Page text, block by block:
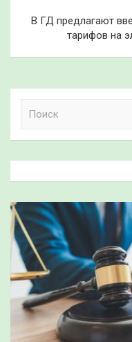
записям
В ГД предлагают
тарифов на
к